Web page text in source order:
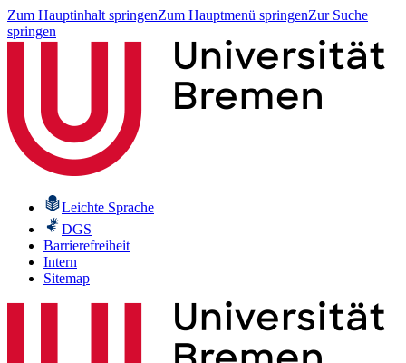
Zum Hauptinhalt springenZum Hauptmenü springenZur Suche
springen
Leichte Sprache
DGS
Barrierefreiheit
Intern
Sitemap